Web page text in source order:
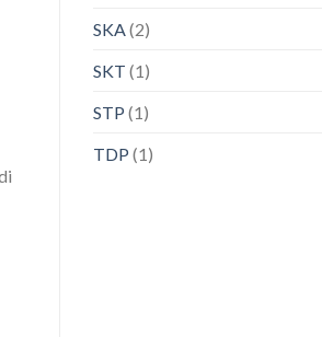
SKA(2)
SKT (1)
STP (1)
TDP (1)